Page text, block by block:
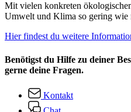
Mit vielen konkreten
Umwelt und Klima so gering wie
Hier findest du weitere
Benötigst du Hilfe zu deiner
gerne deine Fragen.
Kontakt